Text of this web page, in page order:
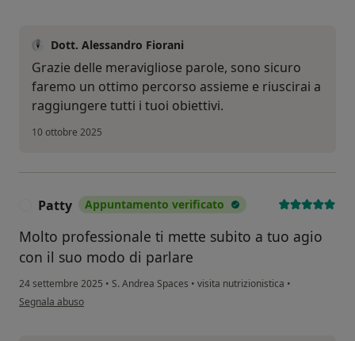
Dott. Alessandro Fiorani
Grazie delle meravigliose parole, sono sicuro
faremo un ottimo percorso assieme e riuscirai a
raggiungere tutti i tuoi obiettivi.
10 ottobre 2025
Patty Appuntamento verificato
Molto professionale ti mette subito a tuo agio
con il suo modo di parlare
24 settembre 2025 • S. Andrea Spaces • visita nutrizionistica •
secondo l'opinione dell'utente Patty
Segnala abuso